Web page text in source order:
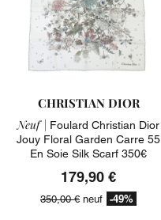
CHRISTIAN DIOR
Neuf | Foulard Christian Dior
Jouy Floral Garden Carre 55
En Soie Silk Scarf 350€
179,90 €
350,00 € neuf -49%